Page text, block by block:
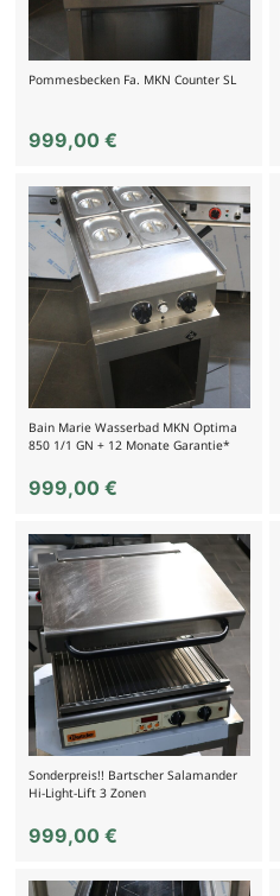
Pommesbecken Fa. MKN Counter SL
999,00 €
Bain Marie Wasserbad MKN Optima
850 1/1 GN + 12 Monate Garantie*
999,00 €
Sonderpreis!! Bartscher Salamander
Hi-Light-Lift 3 Zonen
999,00 €